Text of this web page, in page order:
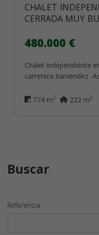
CHALET
CERRADA MUY
480.000 €
Chalet independiente
carretera Xarxendez -
774 m2 222 m2
Buscar
Referencia